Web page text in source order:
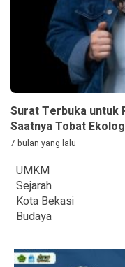
Surat Terbuka untuk
Saatnya Tobat
7 bulan yang lalu
UMKM
Sejarah
Kota Bekasi
Budaya